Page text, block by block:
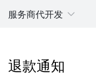
服务商代开发
退款通知